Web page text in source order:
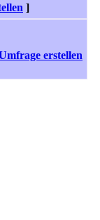
]
erstellen